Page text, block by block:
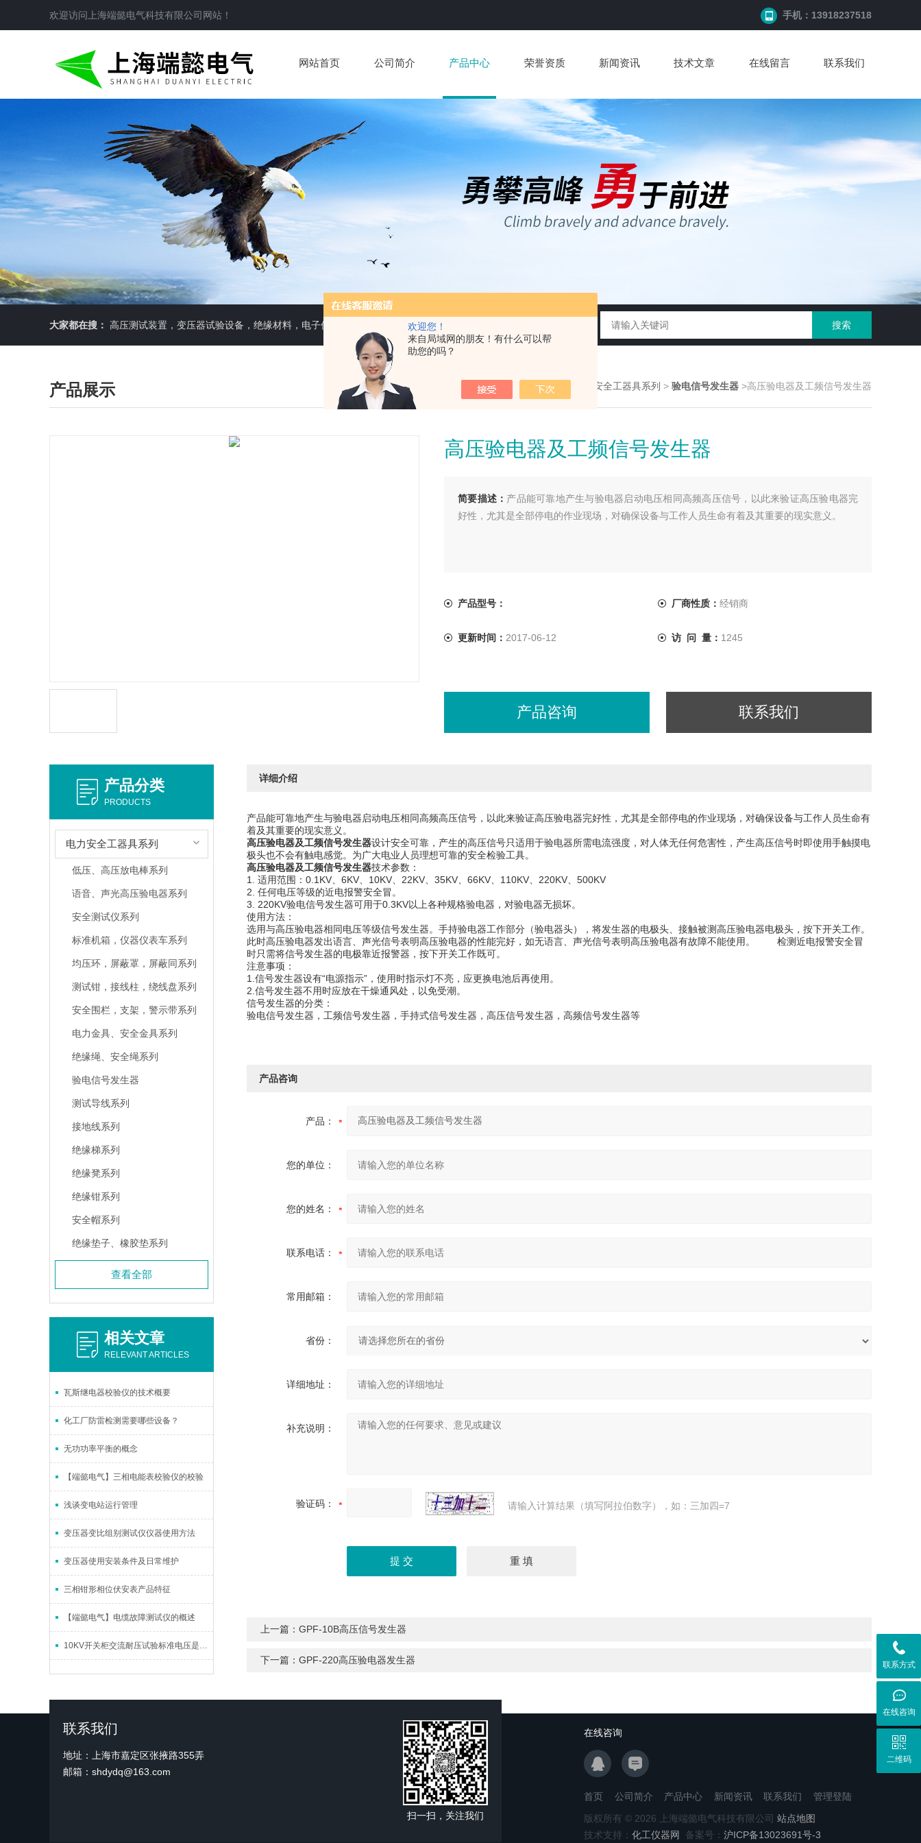
欢迎您！
来自局域网的朋友！有什么可以帮
助您的吗？
欢迎访问 上海端懿电气科技有限公司 网站！ 手机：13918237518
网站首页 公司简介 产品中心 荣誉资质 新闻资讯 技术文章 在线留言 联系我们
大家都在搜： 高压测试装置，变压器试验设备，绝缘材料，电子仪器仪表
产品展示 您现在的位置：>首页 产品展示 电力安全工器具系列 > 验电信号发生器 >高压验电器及工频信号发生器
高压验电器及工频信号发生器
简要描述： 产品能可靠地产生与验电器启动电压相同高频高压信号，以此来验证高压验电器完
好性，尤其是全部停电的作业现场，对确保设备与工作人员生命有着及其重要的现实意义。
产品型号： 厂商性质： 经销商
更新时间： 2017-06-12 访 问 量： 1245
产品咨询 联系我们
产品分类
PRODUCTS
电力安全工器具系列
低压、高压放电棒系列
语音、声光高压验电器系列
安全测试仪系列
标准机箱，仪器仪表车系列
均压环，屏蔽罩，屏蔽同系列
测试钳，接线柱，绕线盘系列
安全围栏，支架，警示带系列
电力金具、安全金具系列
绝缘绳、安全绳系列
验电信号发生器
测试导线系列
接地线系列
绝缘梯系列
绝缘凳系列
绝缘钳系列
安全帽系列
绝缘垫子、橡胶垫系列
查看全部
相关文章
RELEVANT ARTICLES
瓦斯继电器校验仪的技术概要
化工厂防雷检测需要哪些设备？
无功功率平衡的概念
【端懿电气】三相电能表校验仪的校验
浅谈变电站运行管理
变压器变比组别测试仪仪器使用方法
变压器使用安装条件及日常维护
三相钳形相位伏安表产品特征
【端懿电气】电缆故障测试仪的概述
10KV开关柜交流耐压试验标准电压是多少
详细介绍
产品能可靠地产生与验电器启动电压相同高频高压信号，以此来验证高压验电器完好性，尤其是全部停电的作业现场，对确保设备与工作人员生命有
着及其重要的现实意义。
高压验电器及工频信号发生器设计安全可靠，产生的高压信号只适用于验电器所需电流强度，对人体无任何危害性，产生高压信号时即使用手触摸电
极头也不会有触电感觉。为广大电业人员理想可靠的安全检验工具。
高压验电器及工频信号发生器技术参数：
1. 适用范围：0.1KV、6KV、10KV、22KV、35KV、66KV、110KV、220KV、500KV
2. 任何电压等级的近电报警安全冒。
3. 220KV验电信号发生器可用于0.3KV以上各种规格验电器，对验电器无损坏。
使用方法：
选用与高压验电器相同电压等级信号发生器。手持验电器工作部分（验电器头），将发生器的电极头、接触被测高压验电器电极头，按下开关工作。
此时高压验电器发出语言、声光信号表明高压验电器的性能完好，如无语言、声光信号表明高压验电器有故障不能使用。 检测近电报警安全冒
时只需将信号发生器的电极靠近报警器，按下开关工作既可。
注意事项：
1.信号发生器设有“电源指示”，使用时指示灯不亮，应更换电池后再使用。
2.信号发生器不用时应放在干燥通风处，以免受潮。
信号发生器的分类：
验电信号发生器，工频信号发生器，手持式信号发生器，高压信号发生器，高频信号发生器等
产品咨询
产品：
您的单位：
您的姓名：
联系电话：
常用邮箱：
省份：
详细地址：
补充说明：
验证码： 请输入计算结果（填写阿拉伯数字），如：三加四=7
上一篇： GPF-10B高压信号发生器
下一篇： GPF-220高压验电器发生器
联系我们
地址：上海市嘉定区张掖路355弄
邮箱：shdydq@163.com
扫一扫，关注我们
在线咨询
首页 公司简介 产品中心 新闻资讯 联系我们
管理登陆
版权所有 © 2026 上海端懿电气科技有限公司 站点地图
技术支持： 化工仪器网 备案号： 沪ICP备13023691号-3
联系方式
在线咨询
二维码